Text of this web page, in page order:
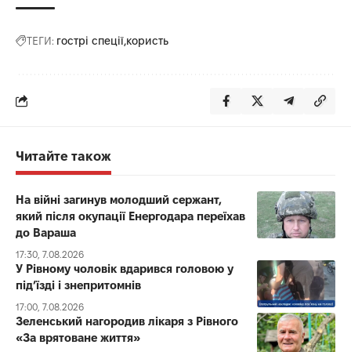
ТЕГИ: гострі спеції користь
Читайте також
На війні загинув молодший сержант,
який після окупації Енергодара переїхав
до Вараша
17:30, 7.08.2026
У Рівному чоловік вдарився головою у
під’їзді і знепритомнів
17:00, 7.08.2026
Зеленський нагородив лікаря з Рівного
«За врятоване життя»